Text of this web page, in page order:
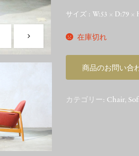
サイズ : W:53 × D:79 ×
在庫切れ
商品のお問い合
カテゴリー: Chair,